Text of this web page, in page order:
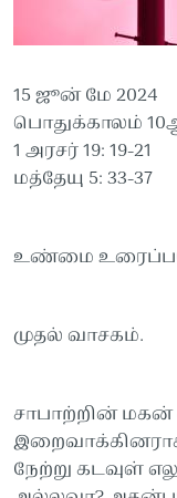
15 ஜூன் மே 2024
பொதுக்காலம்
1 அரசர் 19: 19-21
மத்தேயு 5: 33-37
உண்மை
முதல் வாசகம்.
சாபாற்றின் மகன்
நேற்று கடவுள்